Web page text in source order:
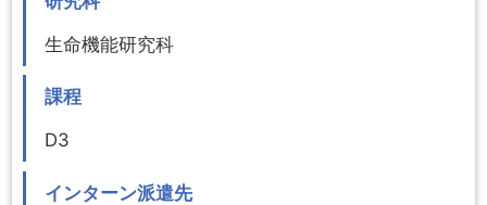
生命機能研究科
課程
D3
インターン派遣先